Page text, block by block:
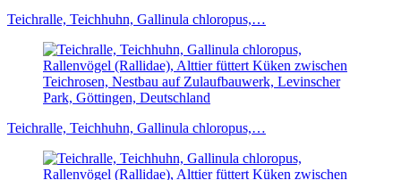
Teichralle, Teichhuhn, Gallinula chloropus,…
Teichralle, Teichhuhn, Gallinula chloropus,…